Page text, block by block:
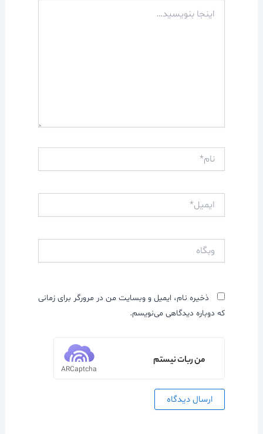
بنویسید…
ذخیره نام، ایمیل و وبسایت من در مرورگر برای زمانی
که دوباره دیدگاهی می‌نویسم.
من ربات نیستم
ARCaptcha